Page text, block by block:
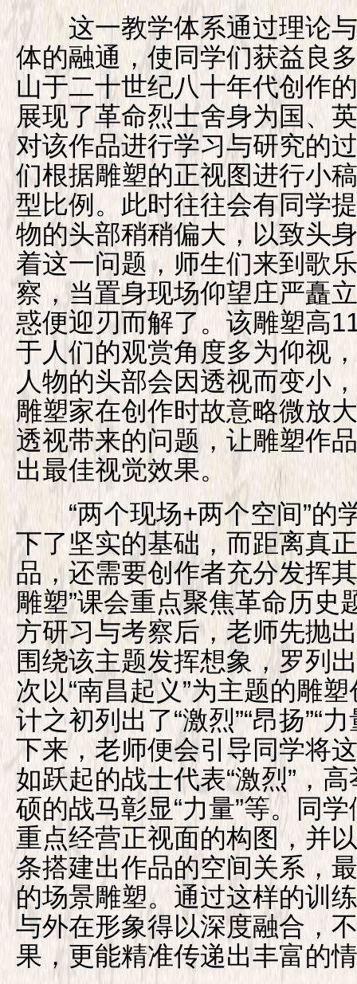
这一教学体系通过理论与
体的融通，使同学们获益良
山于二十世纪八十年代创作
展现了革命烈士舍身为国、
对该作品进行学习与研究的
们根据雕塑的正视图进行小
型比例。此时往往会有同学
物的头部稍稍偏大，以致头
着这一问题，师生们来到歌
察，当置身现场仰望庄严矗
惑便迎刃而解了。该雕塑高
于人们的观赏角度多为仰视
人物的头部会因透视而变小
雕塑家在创作时故意略微放
透视带来的问题，让雕塑作
出最佳视觉效果。
“两个现场+两个空间”的
下了坚实的基础，而距离真
品，还需要创作者充分发挥
雕塑”课会重点聚焦革命历史
方研习与考察后，老师先抛
围绕该主题发挥想象，罗列
次以“南昌起义”为主题的雕
计之初列出了“激烈”“昂扬”“
下来，老师便会引导同学将
如跃起的战士代表“激烈”，
硕的战马彰显“力量”等。同
重点经营正视面的构图，并
条搭建出作品的空间关系，
的场景雕塑。通过这样的训
与外在形象得以深度融合，
果，更能精准传递出丰富的